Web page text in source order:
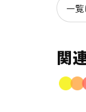
一
関